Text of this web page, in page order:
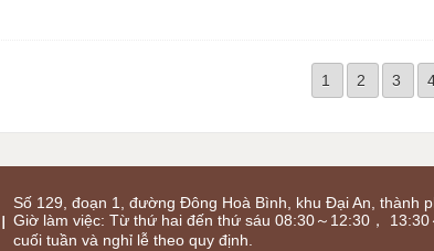
1 2 3
Số 129, đoạn 1, đường Đông Hoà Bình, khu Đại An, thành
Giờ làm việc: Từ thứ hai đến thứ sáu 08:30～12:30， 13:30
cuối tuần và nghỉ lễ theo quy định.